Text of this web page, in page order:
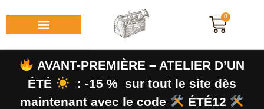
0
AVANT-PREMIÈRE – ATELIER D’UN
ÉTÉ
: -15 % sur tout le site dès
maintenant avec le code
ÉTÉ12